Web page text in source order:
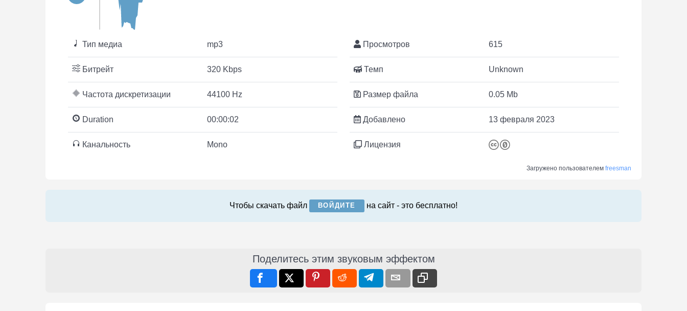
Тип медиа mp3
Битрейт 320 Kbps
Частота дискретизации 44100 Hz
Duration 00:00:02
Канальность Mono
Просмотров 615
Темп Unknown
Размер файла 0.05 Mb
Добавлено 13 февраля 2023
Лицензия
Загружено пользователем freesman
Чтобы скачать файл ВОЙДИТЕ на сайт - это бесплатно!
Поделитесь этим звуковым эффектом